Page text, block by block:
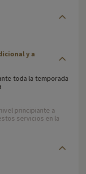
y a
toda la temporada
principiante a
servicios en la